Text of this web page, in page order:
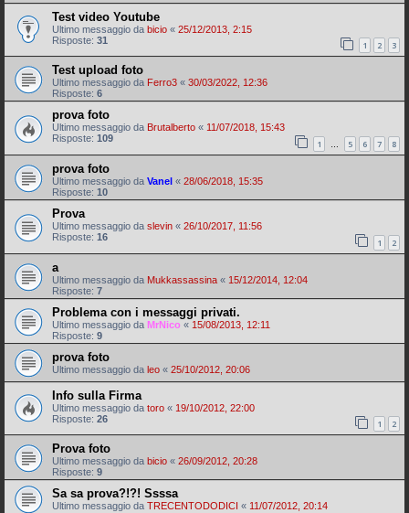
Test video Youtube
Ultimo messaggio da bicio « 25/12/2013, 2:15
Risposte: 31 1 2 3
Test upload foto
Ultimo messaggio da Ferro3 « 30/03/2022, 12:36
Risposte: 6
prova foto
Ultimo messaggio da Brutalberto « 11/07/2018, 15:43
Risposte: 109 1 … 5 6 7 8
prova foto
Ultimo messaggio da Vanel « 28/06/2018, 15:35
Risposte: 10
Prova
Ultimo messaggio da slevin « 26/10/2017, 11:56
Risposte: 16 1 2
a
Ultimo messaggio da Mukkassassina « 15/12/2014, 12:04
Risposte: 7
Problema con i messaggi privati.
Ultimo messaggio da MrNico « 15/08/2013, 12:11
Risposte: 9
prova foto
Ultimo messaggio da leo « 25/10/2012, 20:06
Info sulla Firma
Ultimo messaggio da toro « 19/10/2012, 22:00
Risposte: 26 1 2
Prova foto
Ultimo messaggio da bicio « 26/09/2012, 20:28
Risposte: 9
Sa sa prova?!?! Ssssa
Ultimo messaggio da TRECENTODODICI « 11/07/2012, 20:14